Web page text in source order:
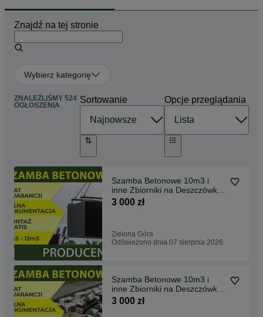
Znajdź na tej stronie
Wybierz kategorię
ZNALEŹLIŚMY 524
OGŁOSZENIA
Sortowanie Opcje przeglądania
Szamba Betonowe 10m3 i
inne Zbiorniki na Deszczówkę,
SZAMBO , Piwnica
3 000 zł
Zielona Góra
Odświeżono dnia 07 sierpnia 2026
Szamba Betonowe 10m3 i
inne Zbiorniki na Deszczówkę,
SZAMBO z Atestem
3 000 zł